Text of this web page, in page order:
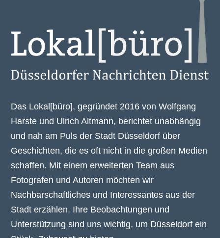
Das Lokal[büro], gegründet 2016 von Wolfgang
Harste und Ulrich Altmann, berichtet unabhängig
und nah am Puls der Stadt Düsseldorf über
Geschichten, die es oft nicht in die großen Medien
schaffen. Mit einem erweiterten Team aus
Fotografen und Autoren möchten wir
Nachbarschaftliches und Interessantes aus der
Stadt erzählen. Ihre Beobachtungen und
Unterstützung sind uns wichtig, um Düsseldorf ein